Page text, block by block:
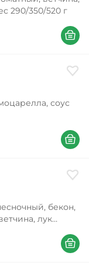
290/350/520 г
В
соус
В
бекон,
лук
В